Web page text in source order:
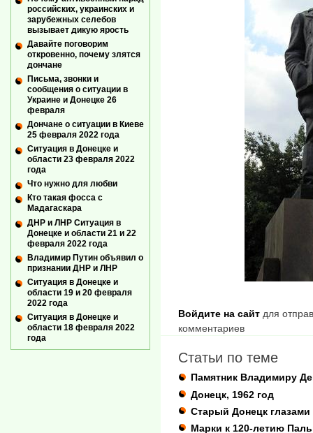
Войдите на сайт для
комментариев
Статьи по теме
Памятник Владимиру
Донецк, 1962 год
Старый Донецк
Марки к 120-летию
российских, украинских и
зарубежных селебов
вызывает дикую ярость
Давайте поговорим
откровенно, почему злятся
дончане
Письма, звонки и
сообщения о ситуации в
Украине и Донецке 26
февраля
Дончане о ситуации в Киеве
25 февраля 2022 года
Ситуация в Донецке и
области 23 февраля 2022
года
Что нужно для любви
Кто такая фосса с
Мадагаскара
ДНР и ЛНР Ситуация в
Донецке и области 21 и 22
февраля 2022 года
Владимир Путин объявил о
признании ДНР и ЛНР
Ситуация в Донецке и
области 19 и 20 февраля
2022 года
Ситуация в Донецке и
области 18 февраля 2022
года